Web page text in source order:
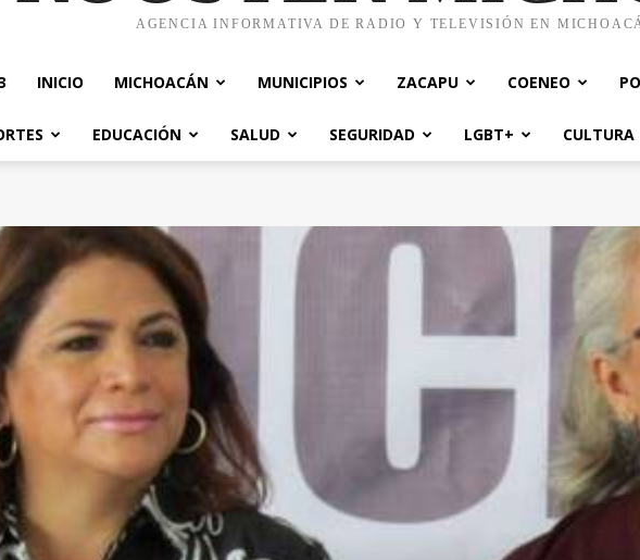
AGENCIA INFORMATIVA DE RADIO Y TELEVISIÓN EN
INICIO MICHOACÁN MUNICIPIOS ZACAPU COENEO
EDUCACIÓN SALUD SEGURIDAD LGBT+ CULTURA